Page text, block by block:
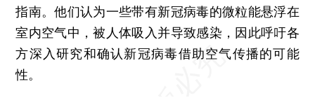
指南。他们认为一些带有新冠病毒的微粒能悬浮在
室内空气中，被人体吸入并导致感染，因此呼吁各
方深入研究和确认新冠病毒借助空气传播的可能
性。